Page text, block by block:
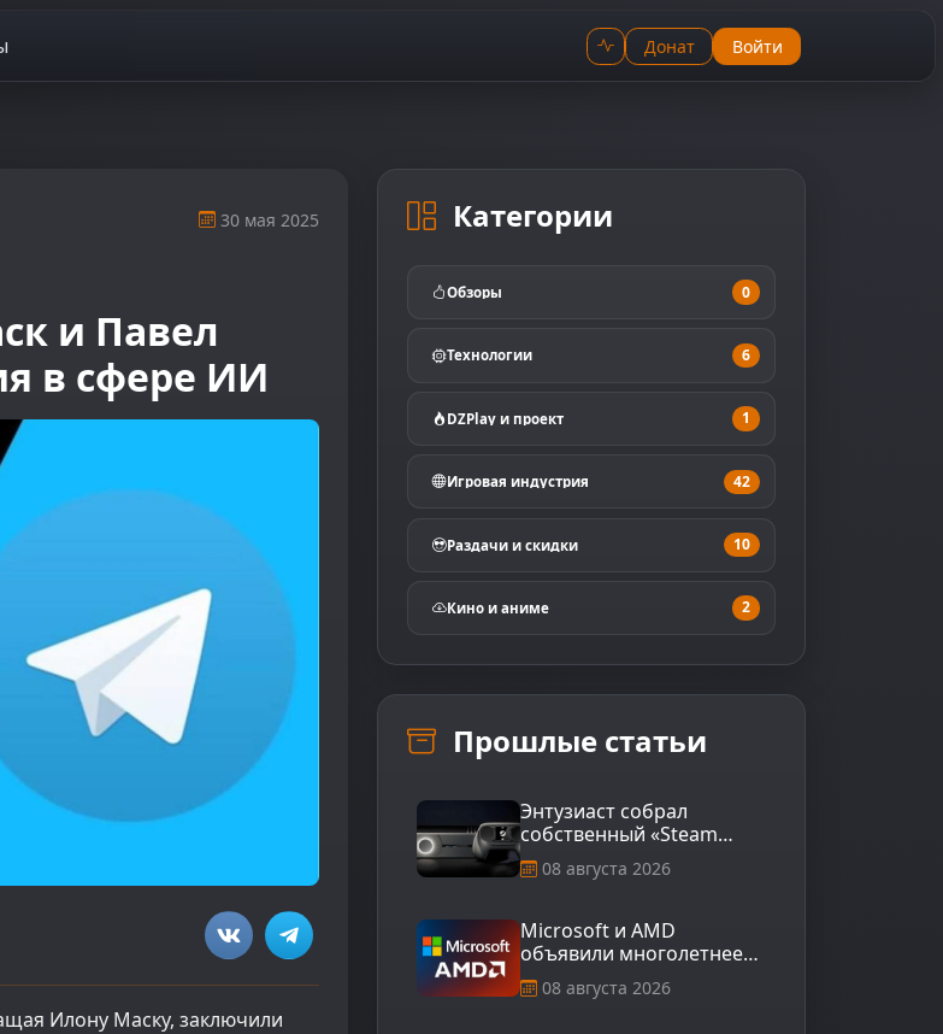
Донат Войти
30 мая 2025
и Павел
в сфере ИИ
Илону Маску, заключили
Категории
Обзоры 0
Технологии 6
DZPlay и проект 1
Игровая индустрия 42
Раздачи и скидки 10
Кино и аниме 2
Прошлые статьи
Энтузиаст собрал
собственный «Steam
Machine 2»
08 августа 2026
Microsoft и AMD
объявили многолетнее
стратегическое
партнёрство
08 августа 2026